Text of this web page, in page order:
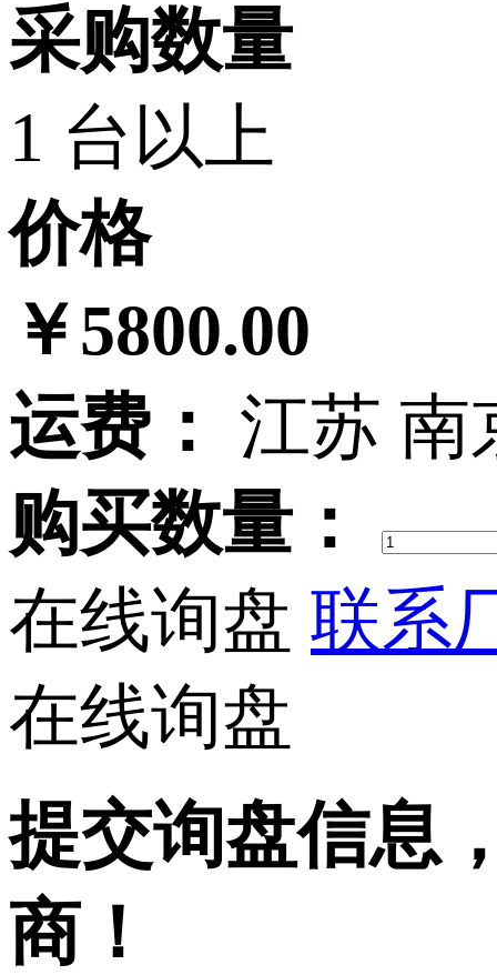
采购数量
1 台以上
价格
￥5800.00
运费： 江苏 南
购买数量：
在线询盘 联系
在线询盘
提交询盘信息
商！